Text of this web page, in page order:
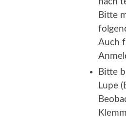
Bitte
Auch
Bitte
Lupe